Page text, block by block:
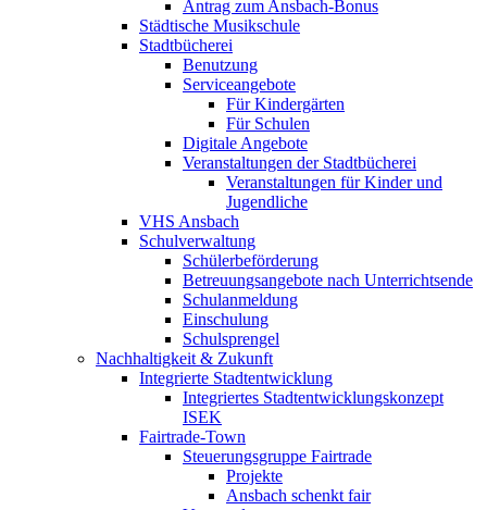
Antrag zum Ansbach-Bonus
Städtische Musikschule
Stadtbücherei
Benutzung
Serviceangebote
Für Kindergärten
Für Schulen
Digitale Angebote
Veranstaltungen der Stadtbücherei
Veranstaltungen für Kinder und
Jugendliche
VHS Ansbach
Schulverwaltung
Schülerbeförderung
Betreuungsangebote nach Unterrichtsende
Schulanmeldung
Einschulung
Schulsprengel
Nachhaltigkeit & Zukunft
Integrierte Stadtentwicklung
Integriertes Stadtentwicklungskonzept
ISEK
Fairtrade-Town
Steuerungsgruppe Fairtrade
Projekte
Ansbach schenkt fair